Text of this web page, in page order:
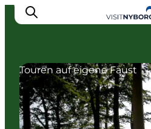
Erlebnisse in Nyborg
Outdoor
Touren auf eigene Faust